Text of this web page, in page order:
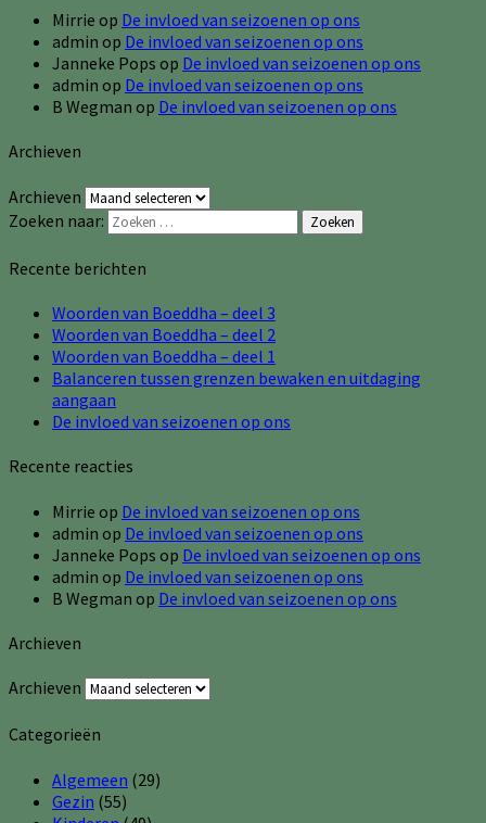
Mirrie op De invloed van seizoenen op ons
admin op De invloed van seizoenen op ons
Janneke Pops op De invloed van seizoenen op ons
admin op De invloed van seizoenen op ons
B Wegman op De invloed van seizoenen op ons
Archieven
Archieven
Zoeken naar:
Zoeken
Recente berichten
Woorden van Boeddha – deel 3
Woorden van Boeddha – deel 2
Woorden van Boeddha – deel 1
Balanceren tussen grenzen bewaken en uitdaging
aangaan
De invloed van seizoenen op ons
Recente reacties
Mirrie op De invloed van seizoenen op ons
admin op De invloed van seizoenen op ons
Janneke Pops op De invloed van seizoenen op ons
admin op De invloed van seizoenen op ons
B Wegman op De invloed van seizoenen op ons
Archieven
Archieven
Categorieën
Algemeen (29)
Gezin (55)